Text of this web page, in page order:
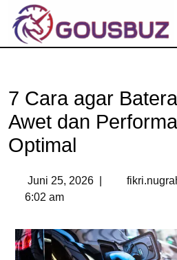
7 Cara agar
Awet dan
Optimal
Juni 25, 2026
6:02 am